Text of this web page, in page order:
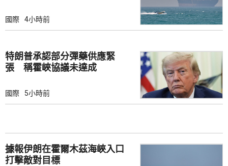
國際 4小時前
特朗普承認部分彈藥供應緊
張 稱霍峽協議未達成
國際 5小時前
據報伊朗在霍爾木茲海峽入口
打擊敵對目標